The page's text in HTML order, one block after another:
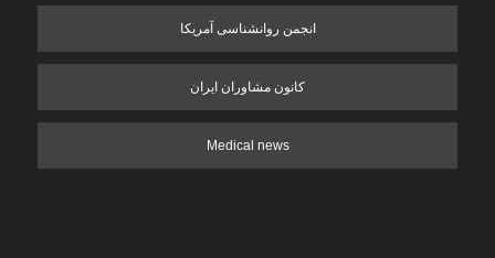
انجمن روانشناسی آمریکا
کانون مشاوران ایران
Medical news